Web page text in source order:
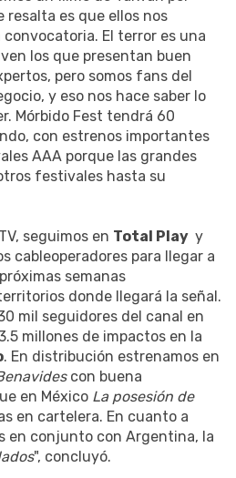
resalta es que ellos nos
El terror es una
los que presentan buen
pero somos fans del
y eso nos hace saber lo
Mórbido Fest tendrá 60
con estrenos importantes
AAA porque las grandes
festivales hasta su
seguimos en Total Play y
cableoperadores para llegar a
semanas
donde llegará la señal.
mil seguidores del canal en
millones de impactos en la
. En distribución estrenamos en
con buena
en México La posesión de
en cartelera. En cuanto a
en conjunto con Argentina, la
", concluyó.